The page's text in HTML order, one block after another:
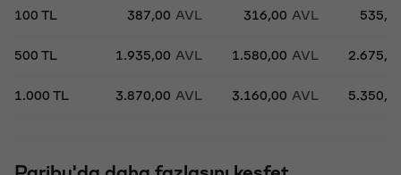
100 TL 387,00 AVL 316,00 AVL
500 TL 1.935,00 AVL 1.580,00 AVL
1.000 TL 3.870,00 AVL 3.160,00 AVL
Paribu'da daha fazlasını keşfet